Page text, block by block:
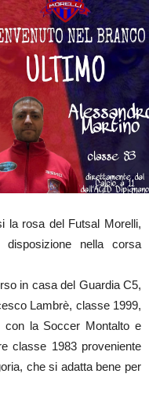
la rosa del Futsal Morelli,
nella corsa
in casa del Guardia C5,
Lambrè, classe 1999,
la Soccer Montalto e
classe 1983 proveniente
che si adatta bene per